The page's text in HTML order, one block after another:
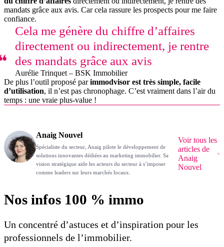
mandats grâce aux avis. Car cela rassure les prospects pour me faire
confiance.
Cela me génère du chiffre d’affaires
directement ou indirectement, je rentre
des mandats grâce aux avis
Aurélie Trinquet – BSK Immobilier
De plus l’outil proposé parimmodvisor est très simple, facile
d’utilisation, il n’est pas chronophage. C’est vraiment dans l’air du
temps : une vraie plus-value !
Anaig Nouvel
Spécialiste du secteur, Anaig pilote le développement de
solutions innovantes dédiées au marketing immobilier. Sa
vision stratégique aide les acteurs du secteur à s’imposer
comme leaders sur leurs marchés locaux.
Voir tous les
articles de
Anaig
Nouvel
Nos infos 100 % immo
Un concentré d’astuces et d’inspiration pour les
professionnels de l’immobilier.